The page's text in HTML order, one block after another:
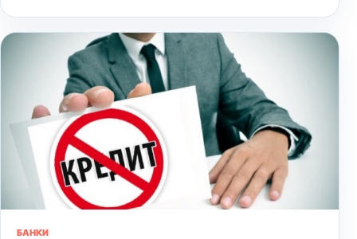
БАНКИ